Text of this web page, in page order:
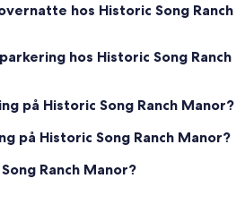
hos Historic Song Ranch
hos Historic Song Ranch
på Historic Song Ranch Manor?
på Historic Song Ranch Manor?
Ranch Manor?